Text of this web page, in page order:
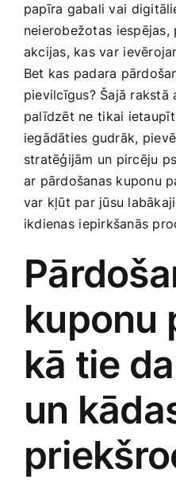
Preces pieaugušajiem
Rotaļlietas, bērnu preces
Smaržas, kosmētika
Sports, tūrisms un atpūta
TV un Sadzīves tehnika
Zoo preces
papīra gabali vai
‍neierobežotas⁣
akcijas, kas var
Bet kas padara‌
pievilcīgus? Šajā
palīdzēt ne ⁢tikai
iegādāties gudrāk,
stratēģijām un pircēju
ar pārdošanas kuponu
var ‍kļūt par jūsu
ikdienas ⁣iepirkšanās
kuponu
kā‍ tie
un